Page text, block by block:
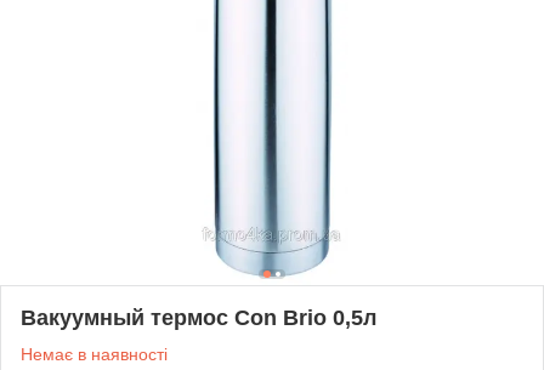
Вакуумный термос Con Brio 0,5л
Немає в наявності